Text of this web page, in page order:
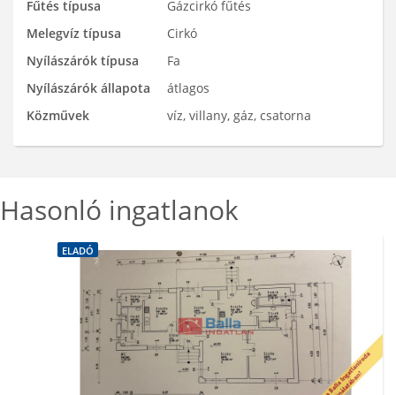
Fűtés típusa
Gázcirkó fűtés
Melegvíz típusa
Cirkó
Nyílászárók típusa
Fa
Nyílászárók állapota
átlagos
Közművek
víz, villany, gáz, csatorna
Hasonló ingatlanok
ELADÓ